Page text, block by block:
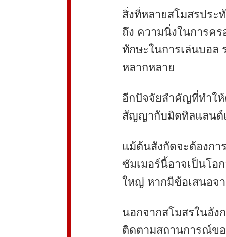
สิ่งที่หลายสโมสรประ
ถึง ความนิ่งในการคร
ทักษะในการเล่นบอล
หลากหลาย
อีกปัจจัยสำคัญที่ทำใ
สัญญากับมิดทิลแลนด์
แม้ต้นสังกัดจะต้องกา
ซัมเมอร์นี้อาจเป็นโอ
ใหญ่ หากมีข้อเสนอจ
นอกจากสโมสรในอัง
ติดตามสถานการณ์ขอ